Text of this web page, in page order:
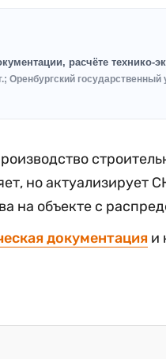
расчёте технико-
государственный
но актуализирует
на объекте с
документация и